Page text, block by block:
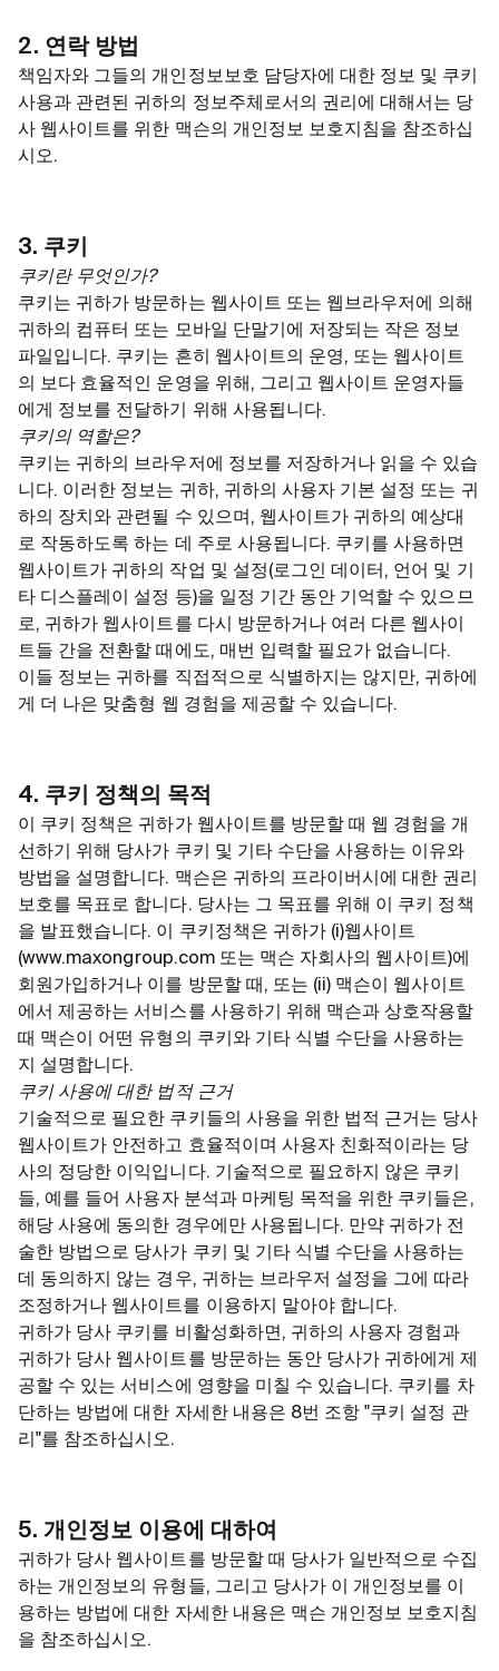
2. 연락 방법
책임자와 그들의 개인정보보호 담당자에 대한 정보 및 쿠키
사용과 관련된 귀하의 정보주체로서의 권리에 대해서는 당
사 웹사이트를 위한 맥슨의 개인정보 보호지침을 참조하십
시오.
3. 쿠키
쿠키란 무엇인가?
쿠키는 귀하가 방문하는 웹사이트 또는 웹브라우저에 의해
귀하의 컴퓨터 또는 모바일 단말기에 저장되는 작은 정보
파일입니다. 쿠키는 흔히 웹사이트의 운영, 또는 웹사이트
의 보다 효율적인 운영을 위해, 그리고 웹사이트 운영자들
에게 정보를 전달하기 위해 사용됩니다.
쿠키의 역할은?
쿠키는 귀하의 브라우저에 정보를 저장하거나 읽을 수 있습
니다. 이러한 정보는 귀하, 귀하의 사용자 기본 설정 또는 귀
하의 장치와 관련될 수 있으며, 웹사이트가 귀하의 예상대
로 작동하도록 하는 데 주로 사용됩니다. 쿠키를 사용하면
웹사이트가 귀하의 작업 및 설정(로그인 데이터, 언어 및 기
타 디스플레이 설정 등)을 일정 기간 동안 기억할 수 있으므
로, 귀하가 웹사이트를 다시 방문하거나 여러 다른 웹사이
트들 간을 전환할 때에도, 매번 입력할 필요가 없습니다.
이들 정보는 귀하를 직접적으로 식별하지는 않지만, 귀하에
게 더 나은 맞춤형 웹 경험을 제공할 수 있습니다.
4. 쿠키 정책의 목적
이 쿠키 정책은 귀하가 웹사이트를 방문할 때 웹 경험을 개
선하기 위해 당사가 쿠키 및 기타 수단을 사용하는 이유와
방법을 설명합니다. 맥슨은 귀하의 프라이버시에 대한 권리
보호를 목표로 합니다. 당사는 그 목표를 위해 이 쿠키 정책
을 발표했습니다. 이 쿠키정책은 귀하가 (i)웹사이트
(www.maxongroup.com 또는 맥슨 자회사의 웹사이트)에
회원가입하거나 이를 방문할 때, 또는 (ii) 맥슨이 웹사이트
에서 제공하는 서비스를 사용하기 위해 맥슨과 상호작용할
때 맥슨이 어떤 유형의 쿠키와 기타 식별 수단을 사용하는
지 설명합니다.
쿠키 사용에 대한 법적 근거
기술적으로 필요한 쿠키들의 사용을 위한 법적 근거는 당사
웹사이트가 안전하고 효율적이며 사용자 친화적이라는 당
사의 정당한 이익입니다. 기술적으로 필요하지 않은 쿠키
들, 예를 들어 사용자 분석과 마케팅 목적을 위한 쿠키들은,
해당 사용에 동의한 경우에만 사용됩니다. 만약 귀하가 전
술한 방법으로 당사가 쿠키 및 기타 식별 수단을 사용하는
데 동의하지 않는 경우, 귀하는 브라우저 설정을 그에 따라
조정하거나 웹사이트를 이용하지 말아야 합니다.
귀하가 당사 쿠키를 비활성화하면, 귀하의 사용자 경험과
귀하가 당사 웹사이트를 방문하는 동안 당사가 귀하에게 제
공할 수 있는 서비스에 영향을 미칠 수 있습니다. 쿠키를 차
단하는 방법에 대한 자세한 내용은 8번 조항 "쿠키 설정 관
리"를 참조하십시오.
5. 개인정보 이용에 대하여
귀하가 당사 웹사이트를 방문할 때 당사가 일반적으로 수집
하는 개인정보의 유형들, 그리고 당사가 이 개인정보를 이
용하는 방법에 대한 자세한 내용은 맥슨 개인정보 보호지침
을 참조하십시오.